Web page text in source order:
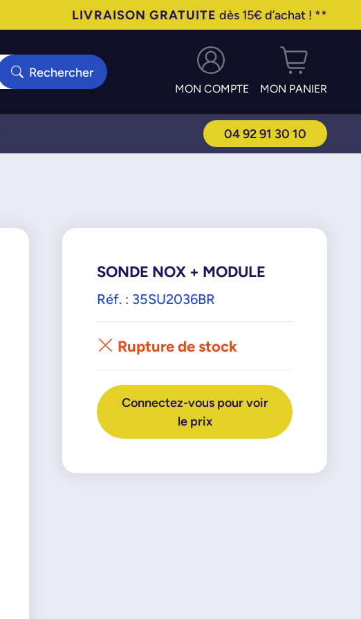
LIVRAISON GRATUITE dès 15€ d’achat ! **
Rechercher
MON COMPTE MON PANIER
04 92 91 30 10
SONDE NOX + MODULE
Réf. : 35SU2036BR
Rupture de stock
Connectez-vous pour voir
le prix